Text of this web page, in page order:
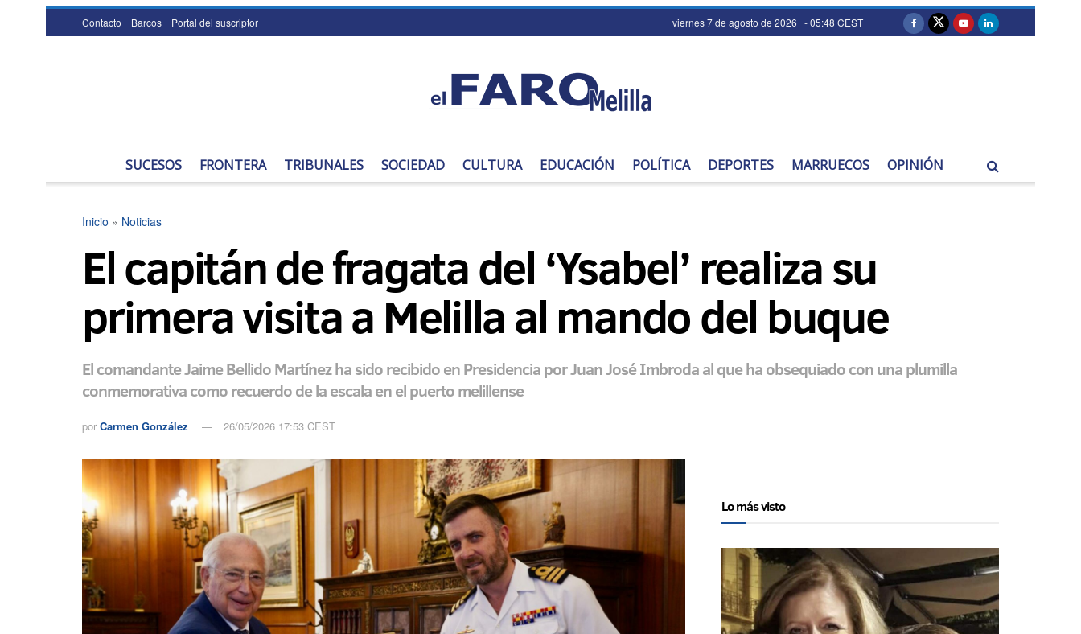
Contacto Barcos Portal del suscriptor viernes 7 de agosto de 2026 - 05:48 CEST
SUCESOS FRONTERA TRIBUNALES SOCIEDAD CULTURA EDUCACIÓN POLÍTICA DEPORTES MARRUECOS OPINIÓN
Inicio » Noticias
El capitán de fragata del ‘Ysabel’ realiza su
primera visita a Melilla al mando del buque
El comandante Jaime Bellido Martínez ha sido recibido en Presidencia por Juan José Imbroda al que ha obsequiado con una plumilla
conmemorativa como recuerdo de la escala en el puerto melillense
por Carmen González 26/05/2026 17:53 CEST
Lo más visto